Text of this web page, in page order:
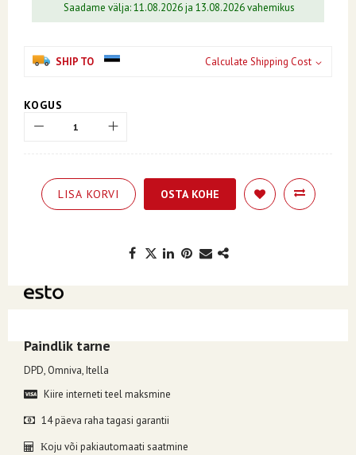
Saadame välja: 11.08.2026 ja 13.08.2026 vahemikus
SHIP TO Calculate Shipping Cost
KOGUS
LISA KORVI OSTA KOHE
Paindlik tarne
DPD, Omniva, Itella
Kiire interneti teel maksmine
14 päeva raha tagasi garantii
Koju või pakiautomaati saatmine